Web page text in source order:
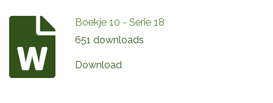
Boekje 10 - Serie 18
651 downloads
Download